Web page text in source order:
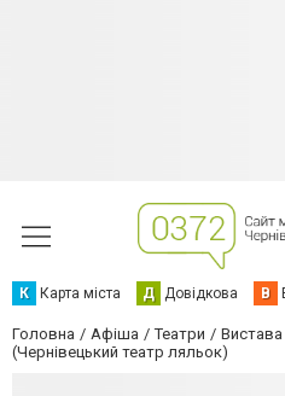
К Карта міста Д Довідкова В
Головна Афіша Театри
(Чернівецький театр ляльок)